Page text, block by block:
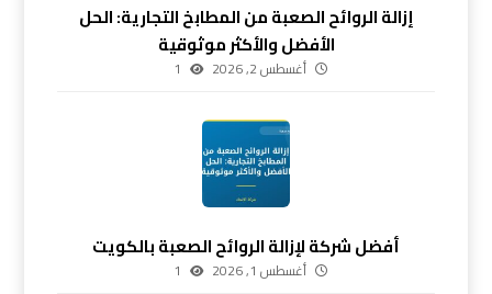
إزالة الروائح الصعبة من المطابخ التجارية: الحل
الأفضل والأكثر موثوقية
أغسطس 2, 2026 1
أفضل شركة لإزالة الروائح الصعبة بالكويت
أغسطس 1, 2026 1